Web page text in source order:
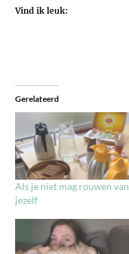
Vind ik leuk:
Gerelateerd
Als je niet mag rouwen van
jezelf